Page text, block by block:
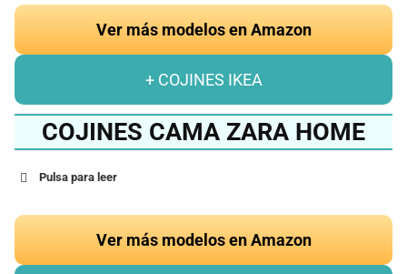
Ver más modelos en Amazon
+ COJINES IKEA
COJINES CAMA ZARA HOME
Pulsa para leer
Ver más modelos en Amazon